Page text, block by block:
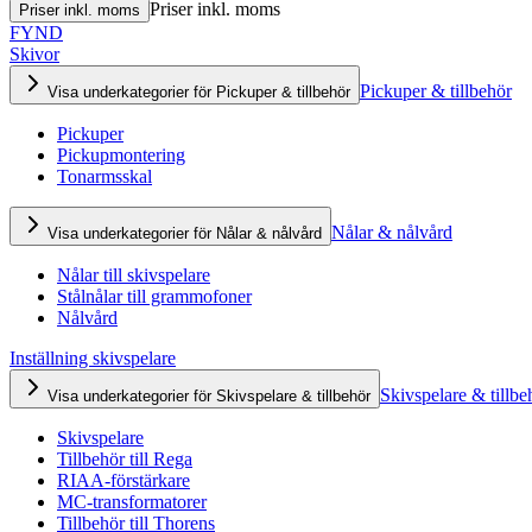
Priser inkl. moms Priser inkl. moms
FYND
Skivor
Visa underkategorier för Pickuper & tillbehör Pickuper & tillbehör
Pickuper
Pickupmontering
Tonarmsskal
Visa underkategorier för Nålar & nålvård Nålar & nålvård
Nålar till skivspelare
Stålnålar till grammofoner
Nålvård
Inställning skivspelare
Visa underkategorier för Skivspelare & tillbehör Skivspelare &
Skivspelare
Tillbehör till Rega
RIAA-förstärkare
MC-transformatorer
Tillbehör till Thorens